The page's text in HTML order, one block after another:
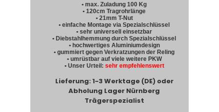
• max. Zuladung 100 Kg
• 120cm Tragrohrlänge
• 21mm T-Nut
• einfache Montage via Spezialschlüssel
• sehr universell einsetzbar
• Diebstahlhemmung durch Spezialschlüssel
• hochwertiges Aluminiumdesign
• gummiert gegen Verkratzungen der Reling
• umrüstbar auf viele weitere PKW
• Unser Urteil: sehr empfehlenswert
Lieferung: 1-3 Werktage (DE) oder
Abholung Lager Nürnberg
Trägerspezialist